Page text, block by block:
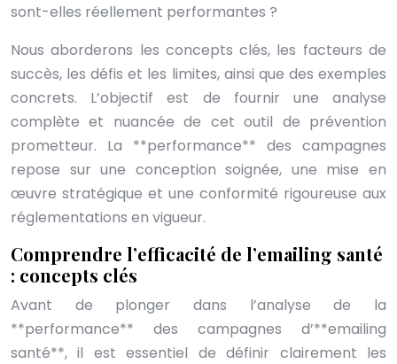
sont-elles réellement performantes ?
Nous aborderons les concepts clés, les facteurs de
succès, les défis et les limites, ainsi que des exemples
concrets. L’objectif est de fournir une analyse
complète et nuancée de cet outil de prévention
prometteur. La **performance** des campagnes
repose sur une conception soignée, une mise en
œuvre stratégique et une conformité rigoureuse aux
réglementations en vigueur.
Comprendre l’efficacité de l’emailing santé
: concepts clés
Avant de plonger dans l’analyse de la
**performance** des campagnes d’**emailing
santé**, il est essentiel de définir clairement les